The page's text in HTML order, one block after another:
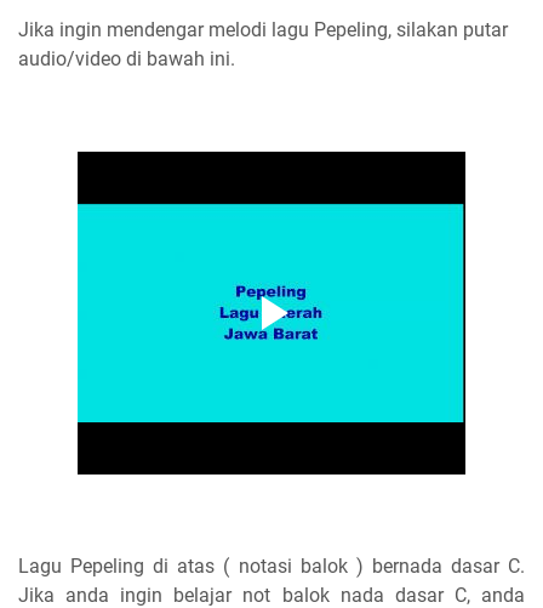
Jika ingin mendengar melodi lagu Pepeling, silakan putar
audio/video di bawah ini.
Lagu Pepeling di atas ( notasi balok ) bernada dasar C.
Jika anda ingin belajar not balok nada dasar C, anda